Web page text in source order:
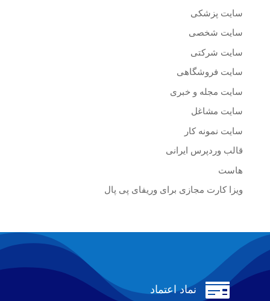
سایت پزشکی
سایت شخصی
سایت شرکتی
سایت فروشگاهی
سایت مجله و خبری
سایت مشاغل
سایت نمونه کار
قالب وردپرس ایرانی
هاست
ویزا کارت مجازی برای وریفای پی پال
 نماد اعتماد